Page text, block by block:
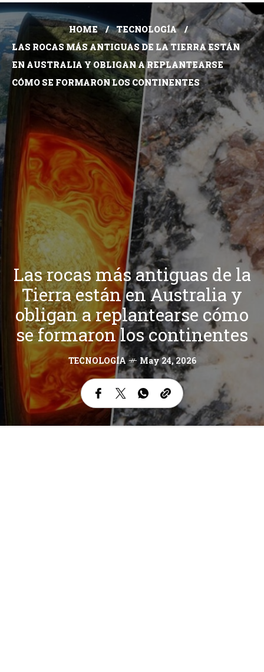
HOME
TECNOLOGÍA
LAS ROCAS MÁS ANTIGUAS DE LA TIERRA ESTÁN
EN AUSTRALIA Y OBLIGAN A REPLANTEARSE
CÓMO SE FORMARON LOS CONTINENTES
Las rocas más antiguas de la
Tierra están en Australia y
obligan a replantearse cómo
se formaron los continentes
TECNOLOGÍA May 24, 2026